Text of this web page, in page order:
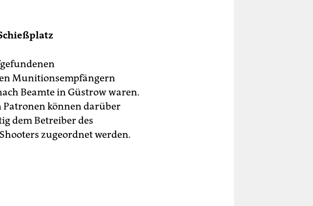
Munitionsempfängern
Beamte in Güstrow waren.
Patronen können darüber
dem Betreiber des
zugeordnet werden.